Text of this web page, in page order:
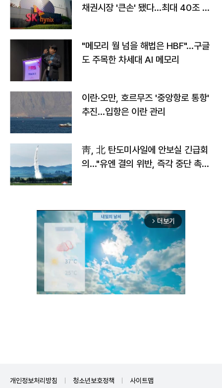
채권시장 '큰손' 됐다…최대 40조 투
"메모리 월 넘을 해법은 HBF"…구글
도 주목한 차세대 AI 메모리
이란·오만, 호르무즈 '중앙항로 통항'
추진…입항은 이란 관리
靑, 北 탄도미사일에 안보실 긴급회
의…"유엔 결의 위반, 즉각 중단 촉
arrow_forward_ios 더보기
개인정보처리방침 청소년보호정책 사이트맵